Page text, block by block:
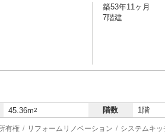
築53年11ヶ月
7階建
45.36m2 階数 1階
有権 リフォームリノベーション システムキッ